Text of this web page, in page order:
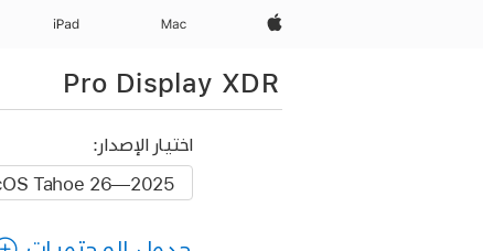
Apple‏
Mac
iPad‏
Pro Display XDR
اختيار الإصدار: